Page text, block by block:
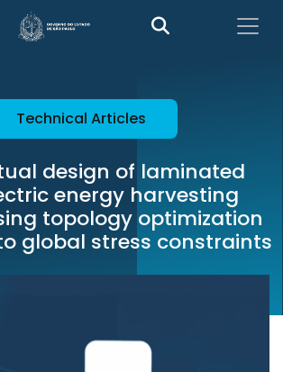
Technical Articles
design of laminated
energy harvesting
topology optimization
global stress constraints